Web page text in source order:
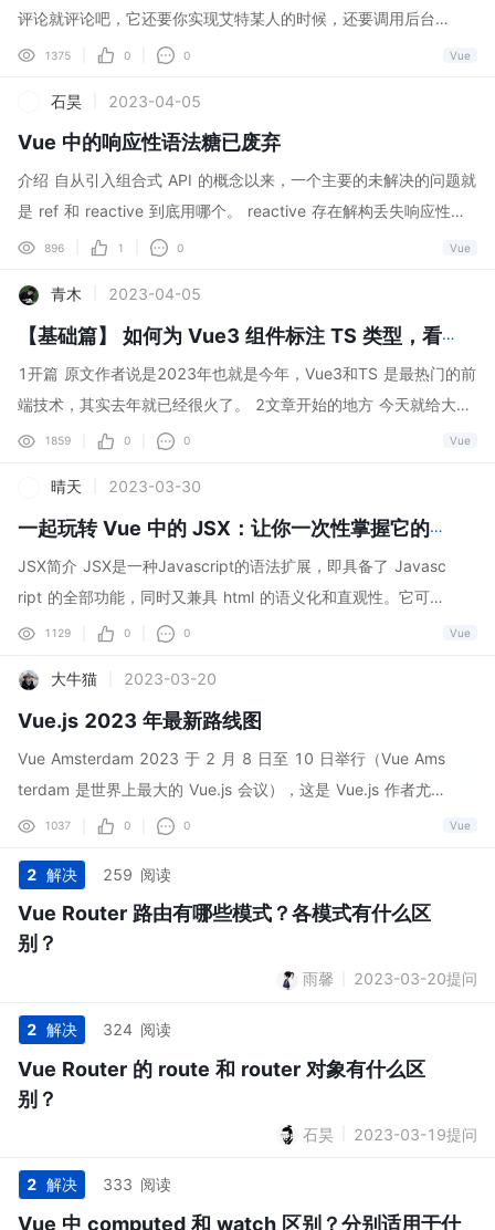
受一个根组件实例 ts import { createApp } from 'vue' import Ap
p from './App.vue' const app = createApp(App).mount(' app')
nTip Vue.extend 具有影响
评论就评论吧，它还要你实现艾特某人的时候，还要调用后台
的IM接口，给相关人员发送通知推送；说到这里，有点经验的J
再细说。 评论区主要实现的功能点有：表情包选择，艾特符识
别并弹出人员选择，还有就是图片选择（篇幅有限，这个放在
第二篇文章述说），还有就是支持表情包，艾特人，文本组合
显示的文本区域（这个是难点） 组合显示的文本区域，除了能
正常显示三种元素节点，还需要将其关联的数据包裹起来，方
送给后台； 刚开始，毫无头绪，不知从何下手的时候，想到的
就是去寻找一劳永逸的插件，然后发现，比较适合做这方面的
存储，还有改写后光标的显示和跟踪问题， ，😮‍💨唉，一番折腾
之后又陷入了苦思当中；但问题总归是要解决的，于是我开始
萌...
1375 0 0 Vue
石昊 2023-04-05
Vue 中的响应性语法糖已废弃
介绍 自从引入组合式 API 的概念以来，一个主要的未解决的问题就
是 ref 和 reactive 到底用哪个。 reactive 存在解构丢失响应性的
问题，而 ref 需要到处使用 .value 则感觉很繁琐，并且在没有类型
ate <button @click="increment" {{ count }}</button </templa
te 使用 ref 定义 count 变量和 increment 方法： let count = ref
(0) function increment() { count.value } 而使用响应性语法糖，
我们可以像这样书写代码： let count = $ref(0) function increme
896 1 0 Vue
青木 2023-04-05
【基础篇】 如何为 Vue3 组件标注 TS 类型，看这个就够了！
1开篇 原文作者说是2023年也就是今年，Vue3和TS 是最热门的前
端技术，其实去年就已经很火了。 2文章开始的地方 今天就给大家
分享一下如何在 Vue3 组件中结合 Composition-Api 使用 TS 类
注类型 使用 <script setup 当使用 <script setup 时， definePro
ps() 宏函数支持从它的参数中推导类型： <script setup lang="ts"
const props = defineProps({ foo: { type: String, required: tru
e }, bar: Number }) props.foo // string props.bar // numbe
r | undefined </script 这被称为 运行时声明 ，因为传递给 define
过泛型参数
1859 0 0 Vue
晴天 2023-03-30
一起玩转 Vue 中的 JSX：让你一次性掌握它的特性!
JSX简介 JSX是一种Javascript的语法扩展，即具备了 Javasc
ript 的全部功能，同时又兼具 html 的语义化和直观性。它可以
让我们在JS中写模板语法： const el = <div Vue 2</div ; 上
avaScript 的扩展语法。JSX 可能会使人联想到模板语法，但
是它具备 Javascript 的完全编程能力。 什么时候使用JSX 当
开始写一个只能通过 level prop 动态生成标题 (heading) 的组
件时，你可能很快想到这样实现： <script type="text/x-tem
plate" id="anchored-heading-template" <h1 v-if="level
<slot </slot </h2 <h3 v-else-if="level = 3"
1129 0 0 Vue
大牛猫 2023-03-20
Vue.js 2023 年最新路线图
Vue Amsterdam 2023 于 2 月 8 日至 10 日举行（Vue Ams
terdam 是世界上最大的 Vue.js 会议），这是 Vue.js 作者尤雨
溪三年以来首次参加面对面 Vue 活动。在会议中，尤雨溪透露
更新。 概述： Vue 2 将于 2023 年 12 月 31 日结束支持，
达到生命周期结束（EOL）； Reactivity Transform 将从 v3.
4 中的 Vue 核心中移除； 响应式 props 解构； Suspense 将
OL 为了弥补个和主要版本之间的差距，Vue 2.7 添加了内置
的 Composition API 支持以及 <script s...
1037 0 0 Vue
2 解决 259 阅读
Vue Router 路由有哪些模式？各模式有什么区
别？
雨馨 2023-03-20提问
2 解决 324 阅读
Vue Router 的 route 和 router 对象有什么区
别？
石昊 2023-03-19提问
2 解决 333 阅读
Vue 中 computed 和 watch 区别？分别适用于什